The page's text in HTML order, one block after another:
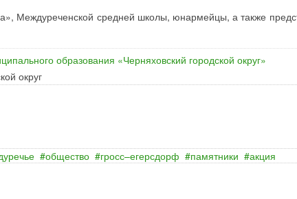
Междуреченской средней школы, юнармейцы, а также
образования «Черняховский городской округ»
округ
общество гросс–егерсдорф памятники акция